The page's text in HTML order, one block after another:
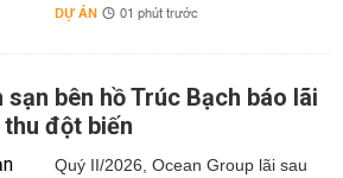
DỰ ÁN 01 phút trước
sạn bên hồ Trúc Bạch báo lãi
đột biến
Quý II/2026, Ocean Group lãi sau